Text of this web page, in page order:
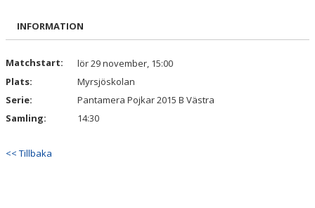
BILDGALLERI
KONTAKT
INFORMATION
Matchstart:
lör 29 november, 15:00
Plats:
Myrsjöskolan
Serie:
Pantamera Pojkar 2015 B Västra
Samling:
14:30
<< Tillbaka